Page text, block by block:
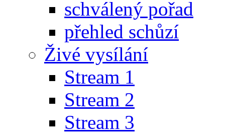
schválený pořad
přehled schůzí
Živé vysílání
Stream 1
Stream 2
Stream 3